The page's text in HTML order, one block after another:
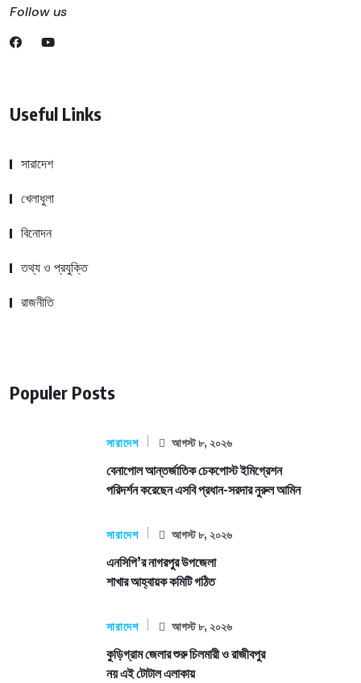
Follow us
Useful Links
সারাদেশ
খেলাধুলা
বিনোদন
তথ্য ও প্রযুক্তি
রাজনীতি
Populer Posts
সারাদেশ আগস্ট ৮, ২০২৬
বেনাপোল আন্তর্জাতিক চেকপোস্ট ইমিগ্রেশন
পরিদর্শন করেছেন এসবি প্রধান-সরদার নুরুল আমিন
সারাদেশ আগস্ট ৮, ২০২৬
এনসিপি’র নাগরপুর উপজেলা
শাখার আহ্বায়ক কমিটি গঠিত
সারাদেশ আগস্ট ৮, ২০২৬
কুড়িগ্রাম জেলার শুরু চিলমারী ও রাজীবপুর
নয় এই টোটাল এলাকায়